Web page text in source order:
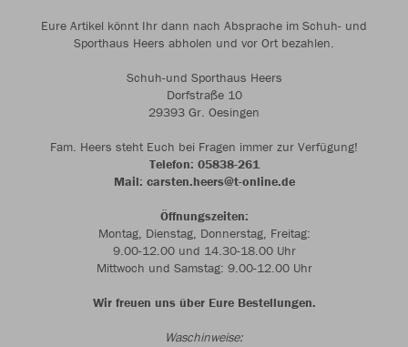
Eure Artikel könnt Ihr dann nach Absprache im Schuh- und
Sporthaus Heers abholen und vor Ort bezahlen.
Schuh-und Sporthaus Heers
Dorfstraße 10
29393 Gr. Oesingen
Fam. Heers steht Euch bei Fragen immer zur Verfügung!
Telefon: 05838-261
Mail: carsten.heers@t-online.de
Öffnungszeiten:
Montag, Dienstag, Donnerstag, Freitag:
9.00-12.00 und 14.30-18.00 Uhr
Mittwoch und Samstag: 9.00-12.00 Uhr
Wir freuen uns über Eure Bestellungen.
Waschinweise: